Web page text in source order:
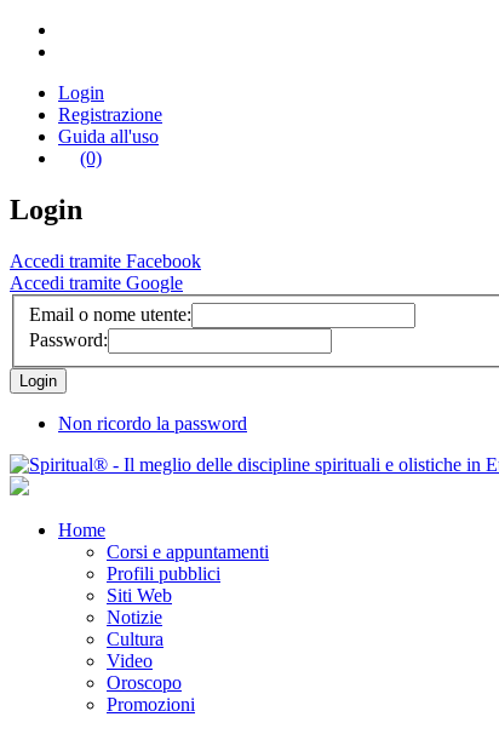
Login
Registrazione
Guida all'uso
(0)
Login
Accedi tramite Facebook
Accedi tramite Google
Email o nome utente:
Password:
Non ricordo la password
Home
Corsi e appuntamenti
Profili pubblici
Siti Web
Notizie
Cultura
Video
Oroscopo
Promozioni